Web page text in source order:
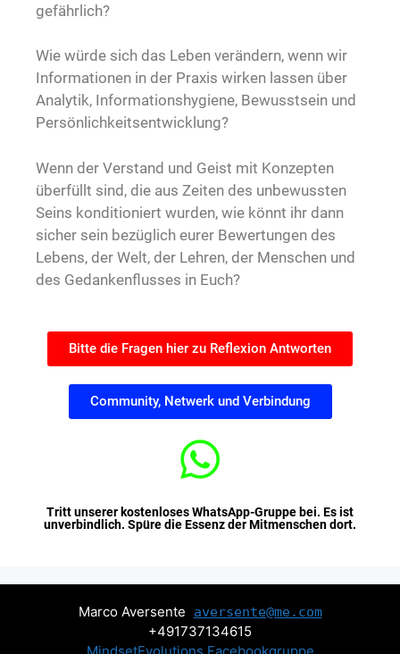
gefährlich?
Wie würde sich das Leben verändern, wenn wir
Informationen in der Praxis wirken lassen über
Analytik, Informationshygiene, Bewusstsein und
Persönlichkeitsentwicklung?
Wenn der Verstand und Geist mit Konzepten
überfüllt sind, die aus Zeiten des unbewussten
Seins konditioniert wurden, wie könnt ihr dann
sicher sein bezüglich eurer Bewertungen des
Lebens, der Welt, der Lehren, der Menschen und
des Gedankenflusses in Euch?
Bitte die Fragen hier zu Reflexion Antworten
Community, Netwerk und Verbindung
Tritt unserer kostenloses WhatsApp-Gruppe bei. Es ist
unverbindlich. Spüre die Essenz der Mitmenschen dort.
Marco Aversente aversente@me.com
+491737134615